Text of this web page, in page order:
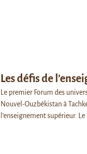
Les défis de
Le premier Forum des
Nouvel-Ouzbékistan à
l’enseignement supérieur.